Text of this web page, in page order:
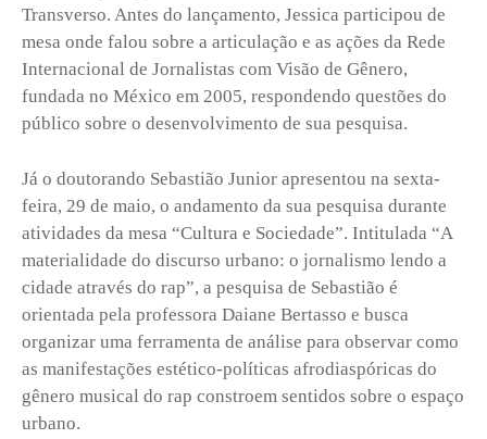
Transverso. Antes do lançamento, Jessica participou de
mesa onde falou sobre a articulação e as ações da Rede
Internacional de Jornalistas com Visão de Gênero,
fundada no México em 2005, respondendo questões do
público sobre o desenvolvimento de sua pesquisa.
Já o doutorando Sebastião Junior apresentou na sexta-
feira, 29 de maio, o andamento da sua pesquisa durante
atividades da mesa “Cultura e Sociedade”. Intitulada “A
materialidade do discurso urbano: o jornalismo lendo a
cidade através do rap”, a pesquisa de Sebastião é
orientada pela professora Daiane Bertasso e busca
organizar uma ferramenta de análise para observar como
as manifestações estético-políticas afrodiaspóricas do
gênero musical do rap constroem sentidos sobre o espaço
urbano.